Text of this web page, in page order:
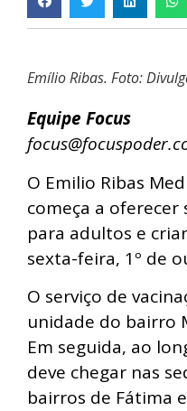
Emílio Ribas. Foto:
Equipe Focus
O Emilio Ribas
começa a oferecer
para adultos e
sexta-feira, 1º de
O serviço de
unidade do bairro
Em seguida, ao
deve chegar nas
bairros de Fátima